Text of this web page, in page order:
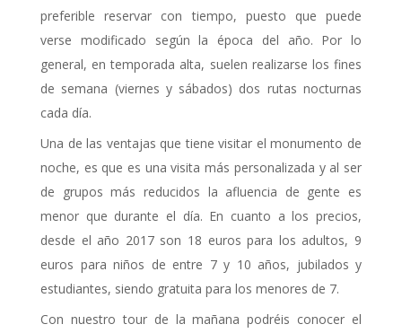
preferible reservar con tiempo, puesto que puede
verse modificado según la época del año. Por lo
general, en temporada alta, suelen realizarse los fines
de semana (viernes y sábados) dos rutas nocturnas
cada día.
Una de las ventajas que tiene visitar el monumento de
noche, es que es una visita más personalizada y al ser
de grupos más reducidos la afluencia de gente es
menor que durante el día. En cuanto a los precios,
desde el año 2017 son 18 euros para los adultos, 9
euros para niños de entre 7 y 10 años, jubilados y
estudiantes, siendo gratuita para los menores de 7.
Con nuestro tour de la mañana podréis conocer el